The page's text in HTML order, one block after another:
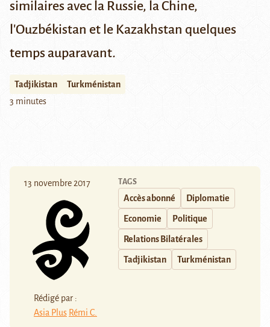
similaires avec la Russie, la Chine,
l'Ouzbékistan et le Kazakhstan quelques
temps auparavant.
Tadjikistan
Turkménistan
3 minutes
13 novembre 2017
Rédigé par :
Asia Plus Rémi C.
TAGS
Accès abonné Diplomatie
Economie Politique
Relations Bilatérales
Tadjikistan Turkménistan